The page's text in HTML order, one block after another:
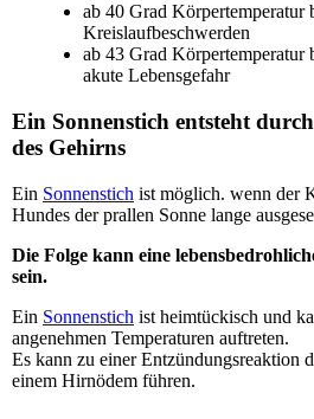
ab 40 Grad Körpertemperatur
Kreislaufbeschwerden
ab 43 Grad Körpertemperatur
akute Lebensgefahr
Ein Sonnenstich entsteht
des Gehirns
Ein Sonnenstich ist möglich. wenn der
Hundes der prallen Sonne lange
Die Folge kann eine
sein.
Ein Sonnenstich ist heimtückisch und
angenehmen Temperaturen auftreten.
Es kann zu einer Entzündungsreaktion
einem Hirnödem führen.